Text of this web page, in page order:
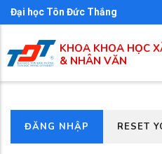
Nhảy
đến
nội
dung
Đại học Tôn Đức Thắng
KHOA KHOA HỌC
& NHÂN VĂN
Primary
ĐĂNG NHẬP RESET